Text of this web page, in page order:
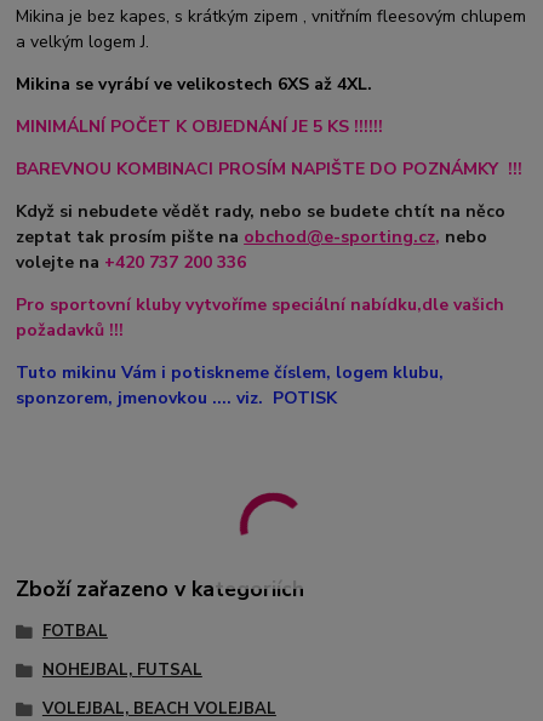
Mikina je bez kapes, s krátkým zipem , vnitřním fleesovým chlupem
a velkým logem J.
Mikina se vyrábí ve velikostech 6XS až 4XL.
MINIMÁLNÍ POČET K OBJEDNÁNÍ JE 5 KS !!!!!!
BAREVNOU KOMBINACI PROSÍM NAPIŠTE DO POZNÁMKY !!!
Když si nebudete vědět rady, nebo se budete chtít na něco
zeptat tak prosím pište na obchod@e-sporting.cz, nebo
volejte na +420 737 200 336
Pro sportovní kluby vytvoříme speciální nabídku,dle vašich
požadavků !!!
Tuto mikinu Vám i potiskneme číslem, logem klubu,
sponzorem, jmenovkou .... viz. POTISK
Zboží zařazeno v kategoriích
FOTBAL
NOHEJBAL, FUTSAL
VOLEJBAL, BEACH VOLEJBAL